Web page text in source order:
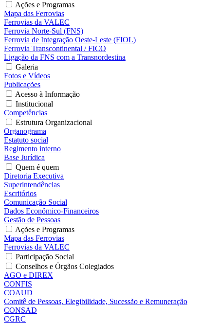
Ações e Programas
Mapa das Ferrovias
Ferrovias da VALEC
Ferrovia Norte-Sul (FNS)
Ferrovia de Integração Oeste-Leste (FIOL)
Ferrovia Transcontinental / FICO
Ligação da FNS com a Transnordestina
Galeria
Fotos e Vídeos
Publicações
Acesso à Informação
Institucional
Competências
Estrutura Organizacional
Organograma
Estatuto social
Regimento interno
Base Jurídica
Quem é quem
Diretoria Executiva
Superintendências
Escritórios
Comunicação Social
Dados Econômico-Financeiros
Gestão de Pessoas
Ações e Programas
Mapa das Ferrovias
Ferrovias da VALEC
Participação Social
Conselhos e Órgãos Colegiados
AGO e DIREX
CONFIS
COAUD
Comitê de Pessoas, Elegibilidade, Sucessão e Remuneração
CONSAD
CGRC